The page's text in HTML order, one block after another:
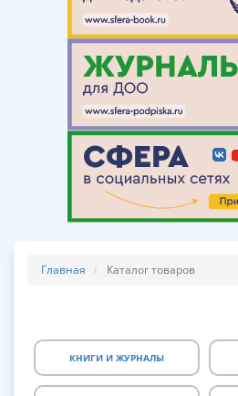
Главная Каталог товаров
КНИГИ И ЖУРНАЛЫ